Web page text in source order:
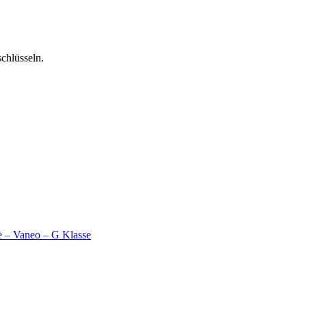
– Vaneo – G Klasse